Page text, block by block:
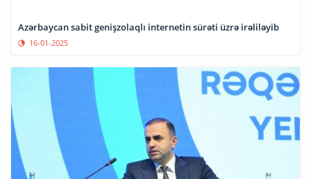
Azərbaycan sabit genişzolaqlı internetin sürəti üzrə irəliləyib
16-01-2025